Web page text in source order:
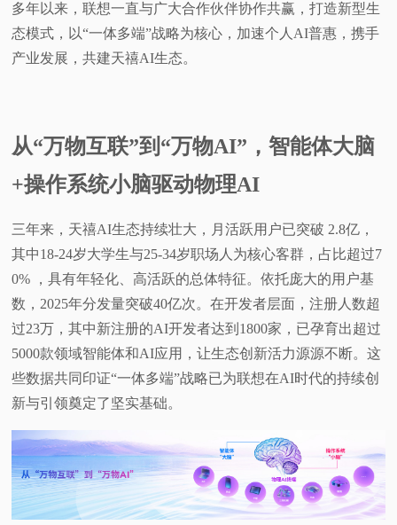
多年以来，联想一直与广大合作伙伴协作共赢，打造新型生
态模式，以“一体多端”战略为核心，加速个人AI普惠，携手
产业发展，共建天禧AI生态。
从“万物互联”到“万物AI”，智能体大脑
+操作系统小脑驱动物理AI
三年来，天禧AI生态持续壮大，月活跃用户已突破 2.8亿，
其中18-24岁大学生与25-34岁职场人为核心客群，占比超过7
0% ，具有年轻化、高活跃的总体特征。依托庞大的用户基
数，2025年分发量突破40亿次。在开发者层面，注册人数超
过23万，其中新注册的AI开发者达到1800家，已孕育出超过
5000款领域智能体和AI应用，让生态创新活力源源不断。这
些数据共同印证“一体多端”战略已为联想在AI时代的持续创
新与引领奠定了坚实基础。